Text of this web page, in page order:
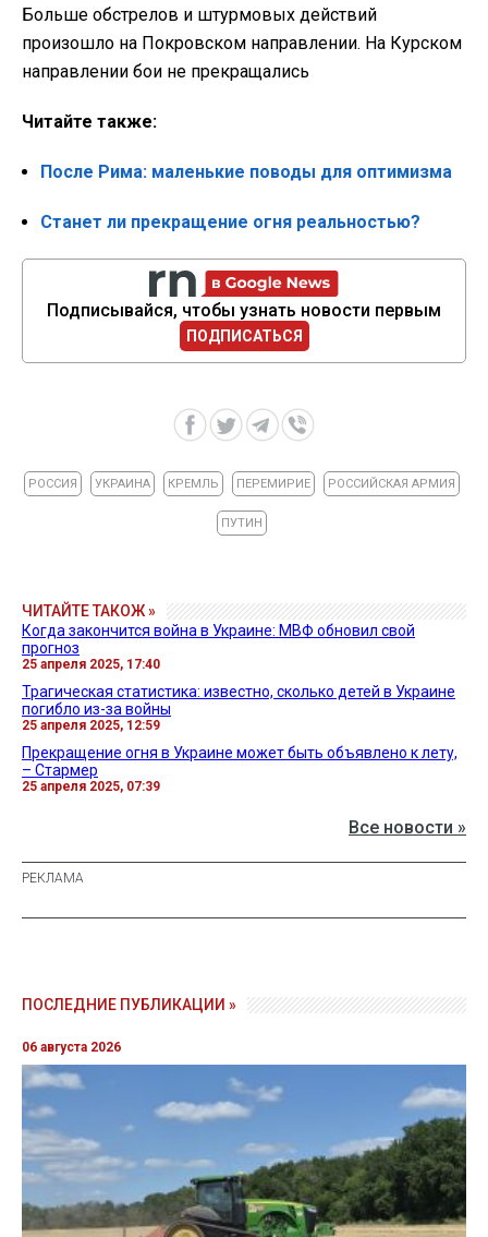
Больше обстрелов и штурмовых действий
произошло на Покровском направлении. На Курском
направлении бои не прекращались
Читайте также:
После Рима: маленькие поводы для оптимизма
Станет ли прекращение огня реальностью?
Подписывайся, чтобы узнать новости первым
ПОДПИСАТЬСЯ
РОССИЯ УКРАИНА КРЕМЛЬ ПЕРЕМИРИЕ РОССИЙСКАЯ АРМИЯ
ПУТИН
ЧИТАЙТЕ ТАКОЖ »
Когда закончится война в Украине: МВФ обновил свой
прогноз
25 апреля 2025, 17:40
Трагическая статистика: известно, сколько детей в Украине
погибло из-за войны
25 апреля 2025, 12:59
Прекращение огня в Украине может быть объявлено к лету,
– Стармер
25 апреля 2025, 07:39
Все новости »
ПОСЛЕДНИЕ ПУБЛИКАЦИИ »
06 августа 2026